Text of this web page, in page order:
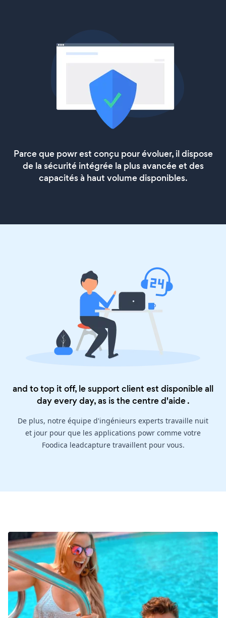
Parce que powr est conçu pour évoluer, il dispose
de la sécurité intégrée la plus avancée et des
capacités à haut volume disponibles.
and to top it off, le support client est disponible all
day every day, as is thecentre d'aide.
De plus, notre équipe d'ingénieurs experts travaille nuit
et jour pour que les applications powr comme votre
Foodica leadcapture travaillent pour vous.